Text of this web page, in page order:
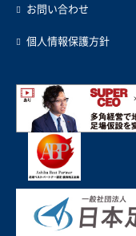
お問い合わせ
個人情報保護方針